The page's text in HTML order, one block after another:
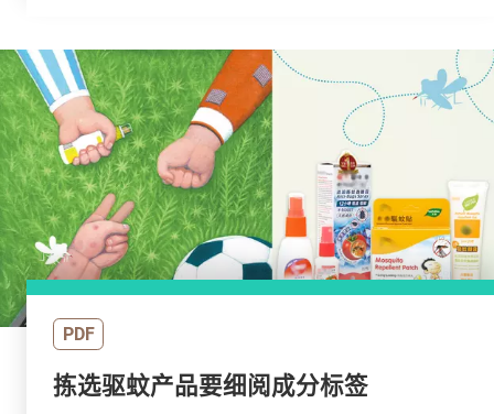
PDF
拣选驱蚊产品要细阅成分标签